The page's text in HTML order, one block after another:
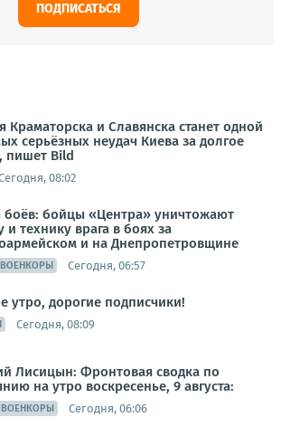
ПОДПИСАТЬСЯ
Краматорска и Славянска станет одной
серьёзных неудач Киева за долгое
пишет Bild
08:02
боёв: бойцы «Центра» уничтожают
и технику врага в боях за
и на Днепропетровщине
ВОЕНКОРЫ Сегодня, 06:57
утро, дорогие подписчики!
Сегодня, 08:09
Лисицын: Фронтовая сводка по
на утро воскресенье, 9 августа:
ВОЕНКОРЫ Сегодня, 06:06